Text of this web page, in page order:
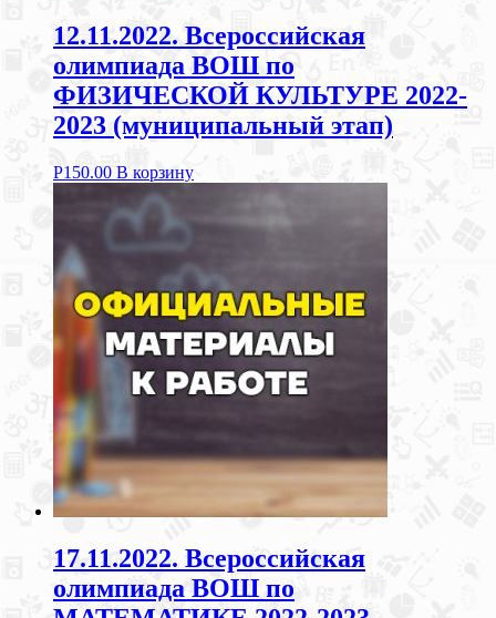
12.11.2022. Всероссийская
олимпиада ВОШ по
ФИЗИЧЕСКОЙ КУЛЬТУРЕ 2022-
2023 (муниципальный этап)
Р150.00 В корзину
17.11.2022. Всероссийская
олимпиада ВОШ по